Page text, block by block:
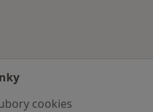
cookies